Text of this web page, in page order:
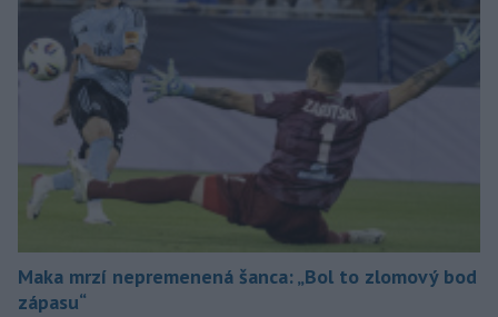
Maka mrzí nepremenená šanca: „Bol to zlomový bod
zápasu“